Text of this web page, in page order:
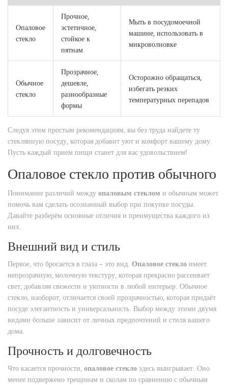
Опаловое
стекло
Прочное,
эстетичное,
стойкое к
пятнам
Мыть в посудомоечной
машине, использовать в
микроволновке
Обычное
стекло
Прозрачное,
дешевле,
разнообразные
формы
Осторожно обращаться,
избегать резких
температурных перепадов
Следуя этим простым рекомендациям, вы без труда найдете ту
стеклянную посуду, которая добавит уют и комфорт вашему дому.
Пусть каждый прием пищи станет для вас удовольствием!
Опаловое стекло против обычного
Понимание различий между опаловым стеклом и обычным может
помочь вам сделать осознанный выбор при покупке посуды.
Давайте разберём основные отличия и преимущества каждого из
них.
Внешний вид и стиль
Первое, что бросается в глаза – это вид. Опаловое стекло имеет
непрозрачную, молочную текстуру, которая прекрасно рассеивает
свет, добавляя свежести и уютности в любой интерьер. Обычное
стекло, наоборот, отличается своей прозрачностью, которая придаёт
посуде элегантность и универсальность. Выбор между этими двумя
видами больше зависит от личных предпочтений и стиля вашего
дома.
Прочность и долговечность
Что касается прочности, опаловое стекло здесь выигрывает. Оно
менее подвержено трещинам и сколам по сравнению с обычным